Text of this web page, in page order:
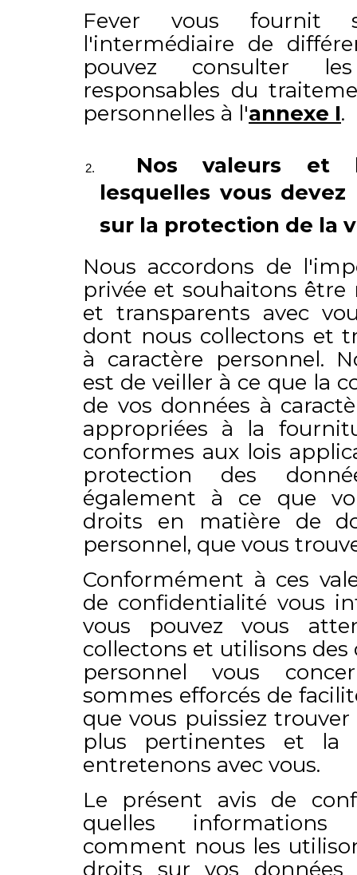
Fever vous fournit
l'intermédiaire de
pouvez consulter
responsables du
personnelles à l'annexe I.
Nos valeurs et
lesquelles vous
sur la protection de la
Nous accordons de
privée et souhaitons être
et transparents avec
dont nous collectons et
à caractère personnel.
est de veiller à ce que la
de vos données à
appropriées à la
conformes aux lois
protection des
également à ce que
droits en matière de
personnel, que vous
Conformément à ces
de confidentialité vous
vous pouvez vous
collectons et utilisons des
personnel vous
sommes efforcés de
que vous puissiez
plus pertinentes et la
entretenons avec vous.
Le présent avis de
quelles informations
comment nous les
droits sur vos données